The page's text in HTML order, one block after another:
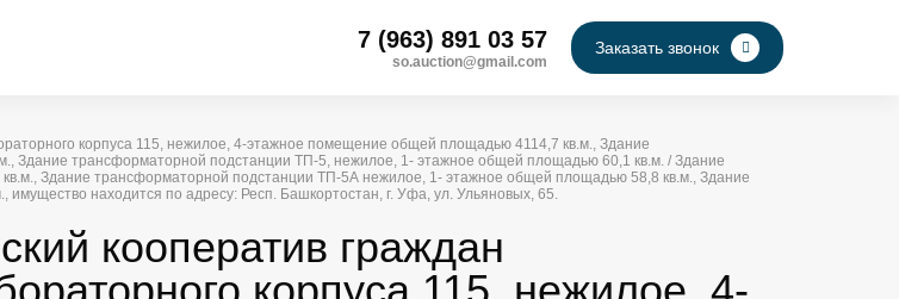
7 (963) 891 03 57
so.auction@gmail.com
Заказать звонок
корпуса 115, нежилое, 4-этажное помещение общей площадью 4114,7 кв.м., Здание
трансформаторной подстанции ТП-5, нежилое, 1- этажное общей площадью 60,1 кв.м. / Здание
Здание трансформаторной подстанции ТП-5А нежилое, 1- этажное общей площадью 58,8 кв.м., Здание
находится по адресу: Респ. Башкортостан, г. Уфа, ул. Ульяновых, 65.
кооператив граждан